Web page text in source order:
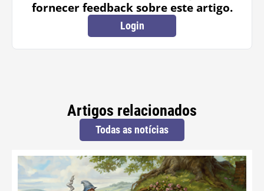
fornecer feedback sobre este artigo.
Login
Artigos relacionados
Todas as notícias